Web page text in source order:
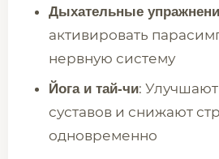
Дыхательные
активировать
нервную систему
Йога и тай-чи: Улучшают
суставов и снижают
одновременно